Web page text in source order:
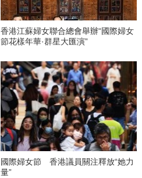
香港江蘇婦女聯合總會舉辦“國際婦女
節花樣年華·群星大匯演”
國際婦女節 香港議員關注釋放“她力
量”